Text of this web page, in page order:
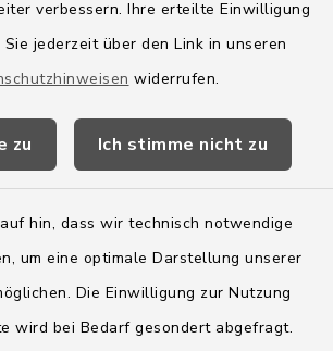
verbessern. Ihre erteilte Einwilligung
jederzeit über den Link in unseren
widerrufen.
zu Ich stimme nicht zu
hin, dass wir technisch notwendige
um eine optimale Darstellung unserer
Die Einwilligung zur Nutzung
wird bei Bedarf gesondert abgefragt.
Rickling